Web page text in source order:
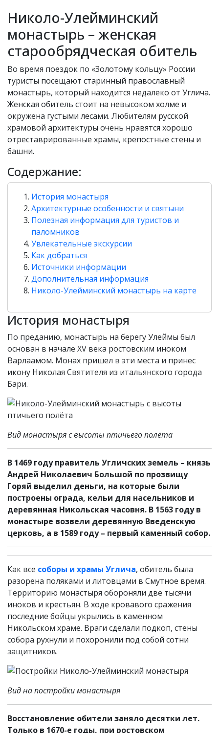
Николо-Улейминский
монастырь – женская
старообрядческая обитель
Во время поездок по «Золотому кольцу» России
туристы посещают старинный православный
монастырь, который находится недалеко от Углича.
Женская обитель стоит на невысоком холме и
окружена густыми лесами. Любителям русской
храмовой архитектуры очень нравятся хорошо
отреставрированные храмы, крепостные стены и
башни.
Содержание:
История монастыря
Архитектурные особенности и святыни
Полезная информация для туристов и
паломников
Увлекательные экскурсии
Как добраться
Источники информации
Дополнительная информация
Николо-Улейминский монастырь на карте
История монастыря
По преданию, монастырь на берегу Улеймы был
основан в начале XV века ростовским иноком
Варлаамом. Монах пришел в эти места и принес
икону Николая Святителя из итальянского города
Бари.
Вид монастыря с высоты птичьего полёта
В 1469 году правитель Угличских земель – князь
Андрей Николаевич Большой по прозвищу
Горяй выделил деньги, на которые были
построены ограда, кельи для насельников и
деревянная Никольская часовня. В 1563 году в
монастыре возвели деревянную Введенскую
церковь, а в 1589 году – первый каменный собор.
Как все соборы и храмы Углича, обитель была
разорена поляками и литовцами в Смутное время.
Территорию монастыря обороняли две тысячи
иноков и крестьян. В ходе кровавого сражения
последние бойцы укрылись в каменном
Никольском храме. Враги сделали подкоп, стены
собора рухнули и похоронили под собой сотни
защитников.
Вид на постройки монастыря
Восстановление обители заняло десятки лет.
Только в 1670-е годы, при ростовском